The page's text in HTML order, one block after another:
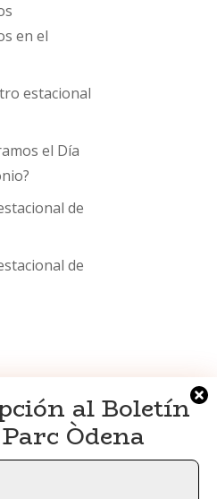
al Boletín
Òdena
en el
estacional
el Día
de
de